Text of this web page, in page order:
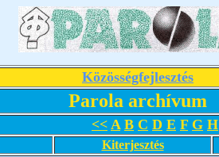
Közösségfejlesztés
Parola archívum
<< A B C D E F G H
Kiterjesztés